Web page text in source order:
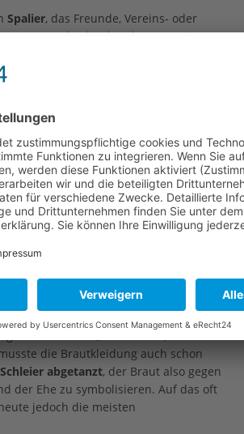
Spalier, das Freunde, Vereins- oder
den beiden den Weg mit Geräten
das Brautpaar gemeinsam
Situationen im gemeinsamen Leben.
spannen Kinder vor der Kirche
in weitem Bogen eine Handvoll
wird dagegen um ihren Brautstrauß
hinter sich – zu den wartenden ledigen
Strauß auffängt, soll als nächste Braut
die das Paar zu erfüllen hat und
Auf ein großesBettlaken, das von
mit Nagelscheren ausschneiden
Braut auf dem Arm steigen muss.
mittels alter (manchmal
werden.
wie „
die Brautkleidung auch schon
Schleier abgetanzt, der Braut also gegen
der Ehe zu symbolisieren. Auf das oft
jedoch die meisten